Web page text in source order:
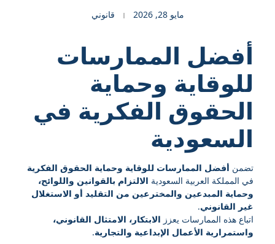
مايو 28, 2026 قانوني
أفضل الممارسات
للوقاية وحماية
الحقوق الفكرية في
السعودية
تضمن أفضل الممارسات للوقاية وحماية الحقوق الفكرية
في المملكة العربية السعودية الالتزام بالقوانين واللوائح،
وحماية المبدعين والمخترعين من التقليد أو الاستغلال
غير القانوني.
اتباع هذه الممارسات يعزز الابتكار، الامتثال القانوني،
واستمرارية الأعمال الإبداعية والتجارية.